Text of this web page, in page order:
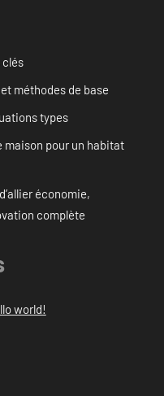
clés
méthodes de base
types
maison pour un habitat
économie,
complète
world!